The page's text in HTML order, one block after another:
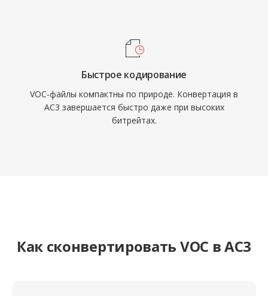
Быстрое кодирование
VOC-файлы компактны по природе. Конвертация в
AC3 завершается быстро даже при высоких
битрейтах.
Как сконвертировать VOC в AC3